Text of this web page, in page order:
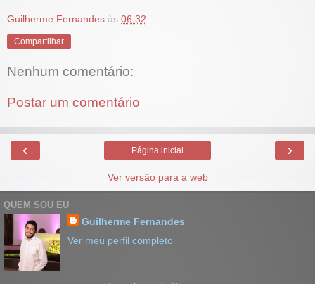
Guilherme Fernandes às 06:32
Compartilhar
Nenhum comentário:
Postar um comentário
‹ ›
Página inicial
Ver versão para a web
QUEM SOU EU
Guilherme Fernandes
Ver meu perfil completo